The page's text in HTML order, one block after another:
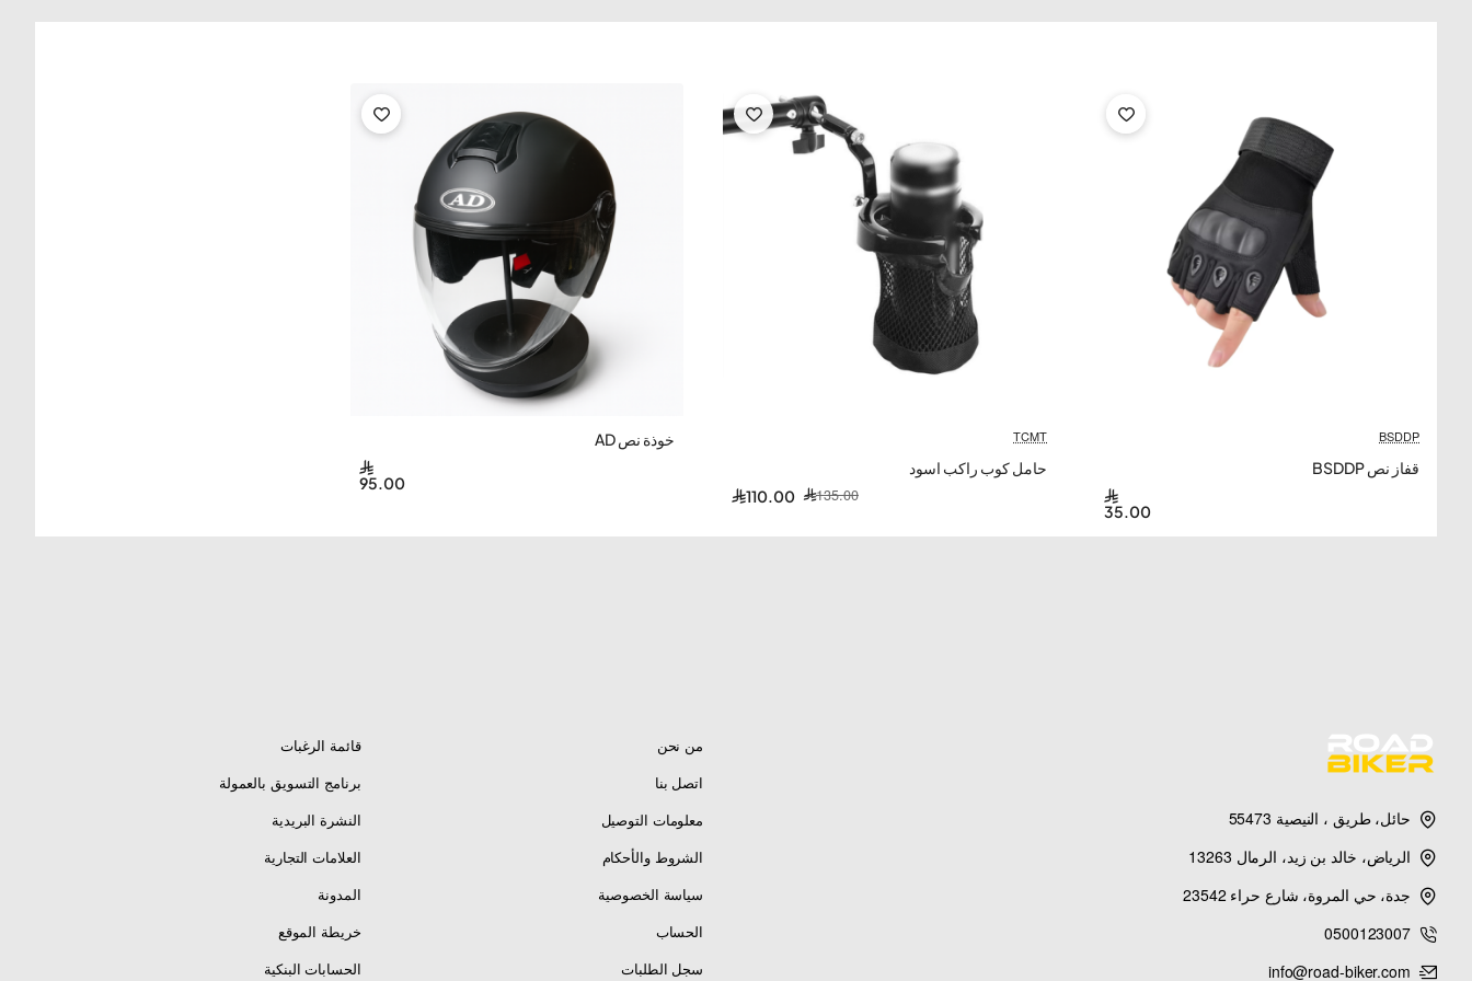
BSDDP
قفاز نص BSDDP
35.00
-19%
TCMT
حامل كوب راكب اسود
110.00
135.00
خوذة نص AD
95.00
حائل، طريق ، النيصية 55473
الرياض، خالد بن زيد، الرمال 13263
جدة، حي المروة، شارع حراء 23542
0500123007
info@road-biker.com
من نحن
اتصل بنا
معلومات التوصيل
الشروط والأحكام
سياسة الخصوصية
الحساب
سجل الطلبات
قائمة الرغبات
برنامج التسويق بالعمولة
النشرة البريدية
العلامات التجارية
المدونة
خريطة الموقع
الحسابات البنكية